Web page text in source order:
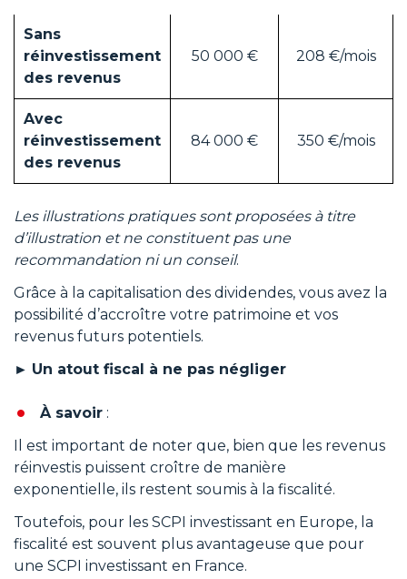
Sans
réinvestissement
des revenus
50 000 € 208 €/mois
Avec
réinvestissement
des revenus
84 000 € 350 €/mois
Les illustrations pratiques sont proposées à titre
d’illustration et ne constituent pas une
recommandation ni un conseil.
Grâce à la capitalisation des dividendes, vous avez la
possibilité d’accroître votre patrimoine et vos
revenus futurs potentiels.
► Un atout fiscal à ne pas négliger
À savoir :
Il est important de noter que, bien que les revenus
réinvestis puissent croître de manière
exponentielle, ils restent soumis à la fiscalité.
Toutefois, pour les SCPI investissant en Europe, la
fiscalité est souvent plus avantageuse que pour
une SCPI investissant en France.